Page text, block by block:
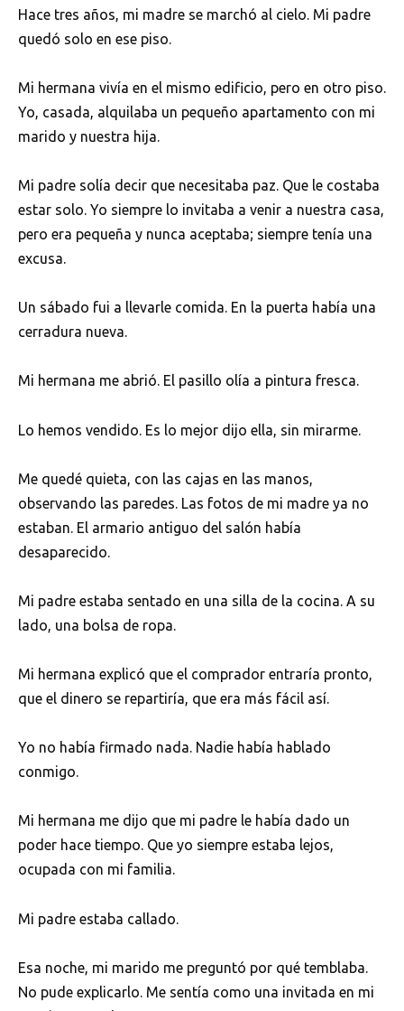
Hace tres años, mi madre se marchó al cielo. Mi padre
quedó solo en ese piso.
Mi hermana vivía en el mismo edificio, pero en otro piso.
Yo, casada, alquilaba un pequeño apartamento con mi
marido y nuestra hija.
Mi padre solía decir que necesitaba paz. Que le costaba
estar solo. Yo siempre lo invitaba a venir a nuestra casa,
pero era pequeña y nunca aceptaba; siempre tenía una
excusa.
Un sábado fui a llevarle comida. En la puerta había una
cerradura nueva.
Mi hermana me abrió. El pasillo olía a pintura fresca.
Lo hemos vendido. Es lo mejor dijo ella, sin mirarme.
Me quedé quieta, con las cajas en las manos,
observando las paredes. Las fotos de mi madre ya no
estaban. El armario antiguo del salón había
desaparecido.
Mi padre estaba sentado en una silla de la cocina. A su
lado, una bolsa de ropa.
Mi hermana explicó que el comprador entraría pronto,
que el dinero se repartiría, que era más fácil así.
Yo no había firmado nada. Nadie había hablado
conmigo.
Mi hermana me dijo que mi padre le había dado un
poder hace tiempo. Que yo siempre estaba lejos,
ocupada con mi familia.
Mi padre estaba callado.
Esa noche, mi marido me preguntó por qué temblaba.
No pude explicarlo. Me sentía como una invitada en mi